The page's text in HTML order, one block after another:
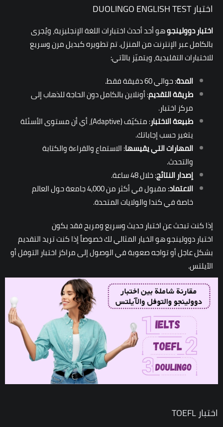
اختبار DUOLINGO ENGLISH TEST
اختبار دوولينجوهو أحد أحدث اختبارات اللغة الإنجليزية، ويُجرى
بالكامل عبر الإنترنت من المنزل. تم تطويره كبديل مرن وسريع
للاختبارات التقليدية، ويتميّز بالآتي:
المدة: حوالي 60 دقيقة فقط.
طريقة التقديم: أونلاين بالكامل دون الحاجة للذهاب إلى
مركز اختبار.
طبيعة الاختبار
: متكيّف (Adaptive)، أي أن مستوى الأسئلة
يتغير حسب إجاباتك.
المهارات التي يقيسها: الاستماع والقراءة والكتابة
والتحدث.
إصدار النتائج: خلال 48 ساعة.
الاعتماد
: مقبول في أكثر من 4,000 جامعة حول العالم
خاصة في كندا والولايات المتحدة.
إذا كنت تبحث عن اختبار حديث وسريع ومريح فقد يكون
اختبار دوولينجوهو الخيار المثالي لك خصوصاً إذا كنت تريد التقديم
بشكل عاجل أو تواجه صعوبة في الوصول إلى مراكز اختبار التوفل أو
الآيلتس.
اختبار TOEFL